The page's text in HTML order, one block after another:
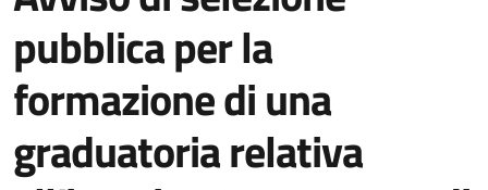
pubblica per la
formazione di una
graduatoria relativa